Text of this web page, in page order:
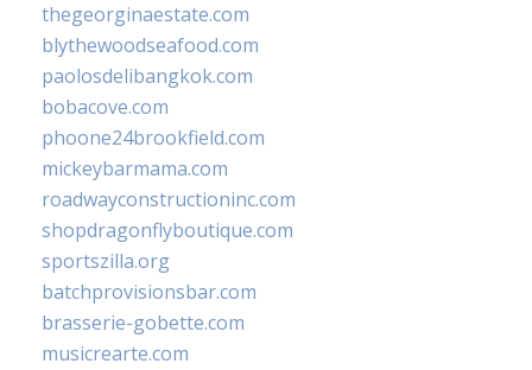
thegeorginaestate.com
blythewoodseafood.com
paolosdelibangkok.com
bobacove.com
phoone24brookfield.com
mickeybarmama.com
roadwayconstructioninc.com
shopdragonflyboutique.com
sportszilla.org
batchprovisionsbar.com
brasserie-gobette.com
musicrearte.com